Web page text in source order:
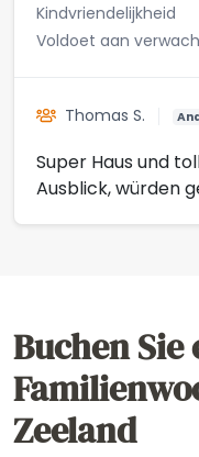
Kindvriendelijkheid
Voldoet aan
Thomas S.
Super Haus und
Ausblick, würden
Buchen Sie
Zeeland